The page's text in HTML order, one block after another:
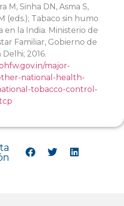
M, Sinha DN, Asma S,
(eds.); Tabaco sin humo
en la India. Ministerio de
Familiar, Gobierno de
Delhi; 2016.
major-
national-health-
tobacco-control-